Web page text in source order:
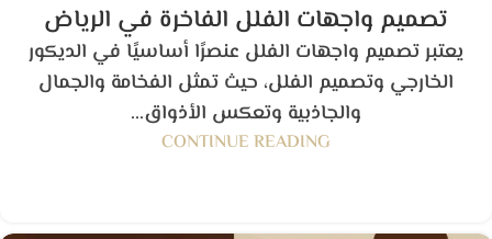
تصميم واجهات الفلل الفاخرة في الرياض
يعتبر تصميم واجهات الفلل عنصرًا أساسيًا في الديكور
الخارجي وتصميم الفلل، حيث تمثل الفخامة والجمال
والجاذبية وتعكس الأذواق...
CONTINUE READING